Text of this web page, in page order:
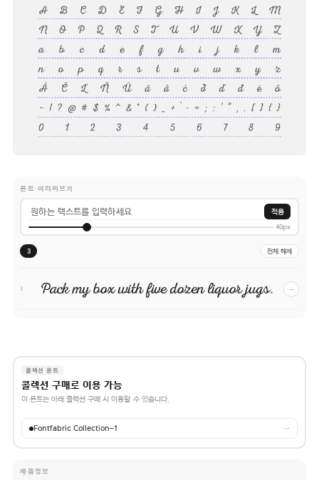
폰트 미리써보기
적용
40px
3 전체 해제
3 Pack my box with five dozen liquor jugs. −
콜렉션 폰트
콜렉션 구매로 이용 가능
이 폰트는 아래 콜렉션 구매 시 이용할 수 있습니다.
Fontfabric Collection-1 →
제품정보